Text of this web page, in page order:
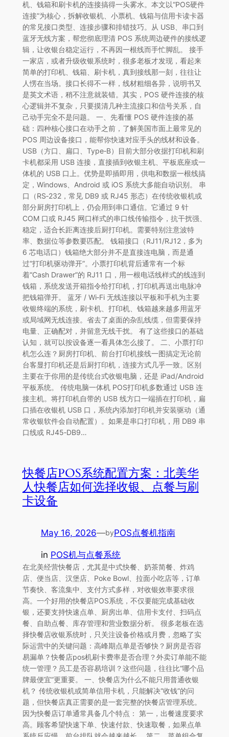
机、钱箱和刷卡机的连接搞得一头雾水。本文以“POS硬件
连接”为核心，拆解收银机、小票机、钱箱与信用卡读卡器
的常见接口类型、连接步骤和排错技巧。从 USB、串口到
蓝牙无线方案，帮您彻底理清 POS 系统周边硬件的接线逻
辑，让收银台稳定运行，不再因一根线而手忙脚乱。 接手
一家店，或者升级收银系统时，很多老板才发现，看起来
简单的打印机、钱箱、刷卡机，真到接线那一刻，往往让
人愣在当场。接口长得不一样，线材粗细各异，说明书又
是英文术语，稍不注意就装错。其实，POS 硬件连接的核
心逻辑并不复杂，只要摸清几种主流接口和信号关系，自
己动手完全不是问题。 一、先看懂 POS 硬件连接的基
础：四种核心接口在动手之前，了解美国市面上最常见的
POS 周边设备接口，能帮你快速对应手头的线材和设备。
USB（方口、扁口、Type‑B）目前大部分收据打印机和刷
卡机都采用 USB 连接，直接插到收银主机、平板底座或一
体机的 USB 口上。优势是即插即用，供电和数据一根线搞
定，Windows、Android 或 iOS 系统大多能自动识别。 串
口（RS‑232，常见 DB9 或 RJ45 形态）在传统收银机或
部分厨房打印机上，仍会用到串口通信。它通过 9 针
COM 口或 RJ45 网口样式的串口线传输指令，抗干扰强、
稳定，适合长距离连接后厨打印机。需要特别注意波特
率、数据位等参数要匹配。 钱箱接口（RJ11/RJ12，多为
6 芯电话口）钱箱绝大部分并不是直接连电脑，而是通
过“打印机驱动弹开”。小票打印机背后通常有一个标
着“Cash Drawer”的 RJ11 口，用一根电话线样式的线连到
钱箱，系统发送开箱指令给打印机，打印机再送出电脉冲
把钱箱弹开。 蓝牙 / Wi‑Fi 无线连接以平板和手机为主要
收银终端的系统，刷卡机、打印机、钱箱越来越多用蓝牙
或局域网无线连接。省去了桌面的杂乱线缆，但需要保持
电量、正确配对，并留意无线干扰。 有了这些接口的基础
认知，就可以按设备逐一看具体怎么接了。 二、小票打印
机怎么连？厨房打印机、前台打印机接线一图搞定无论前
台客显打印机还是后厨打印机，连接方式几乎一致。区别
主要在于你用的是传统台式收银电脑，还是 iPad/Android
平板系统。 传统电脑一体机 POS打印机多数通过 USB 连
接主机。将打印机自带的 USB 线方口一端插在打印机，扁
口插在收银机 USB 口，系统内添加打印机并安装驱动（通
常收银软件会自动配置）。如果是串口打印机，用 DB9 串
口线或 RJ45‑DB9…
快餐店POS系统配置方案：北美华
人快餐店如何选择收银、点餐与刷
卡设备
May 16, 2026—byPOS点餐机指南
in POS机与点餐系统
在北美经营快餐店，尤其是中式快餐、奶茶简餐、炸鸡
店、便当店、汉堡店、Poke Bowl、拉面小吃店等，订单
节奏快、客流集中、支付方式多样，对收银效率要求很
高。一个好用的快餐店POS系统，不仅要能完成基础收
银，还要支持快速点单、厨房出单、信用卡支付、扫码点
餐、自助点餐、库存管理和营业数据分析。 很多老板在选
择快餐店收银系统时，只关注设备价格或月费，忽略了实
际运营中的关键问题：高峰期点单是否够快？厨房是否容
易漏单？快餐店pos机刷卡费率是否合理？外卖订单能不能
统一管理？员工是否容易培训？这些问题，往往比“哪个品
牌最便宜”更重要。 一、快餐店为什么不能只用普通收银
机？ 传统收银机或简单信用卡机，只能解决“收钱”的问
题，但快餐店真正需要的是一套完整的快餐店管理系统。
因为快餐店订单通常具备几个特点： 第一，出餐速度要求
高。顾客希望快速下单、快速付款、快速取餐，如果点单